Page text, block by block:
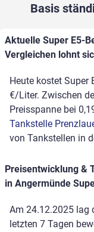
Basis
Aktuelle Super E5-
Vergleichen lohnt
Heute kostet Super
€/Liter. Zwischen
Preisspanne bei
Tankstelle
von Tankstellen in
Preisentwicklung &
in Angermünde
Am 24.12.2025 lag
letzten 7 Tagen